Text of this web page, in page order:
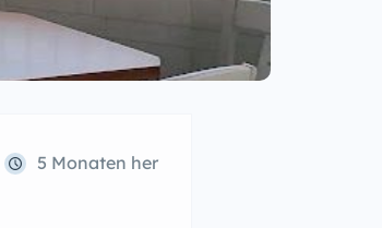
5 Monaten her